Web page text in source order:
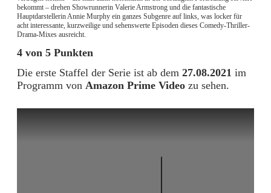
bekommt – drehen Showrunnerin Valerie Armstrong und die fantastische
Hauptdarstellerin Annie Murphy ein ganzes Subgenre auf links, was locker für
acht interessante, kurzweilige und sehenswerte Episoden dieses Comedy-Thriller-
Drama-Mixes ausreicht.
4 von 5 Punkten
Die erste Staffel der Serie ist ab dem 27.08.2021 im
Programm von Amazon Prime Video zu sehen.